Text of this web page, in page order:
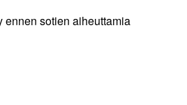
ennen sotien aiheuttamia